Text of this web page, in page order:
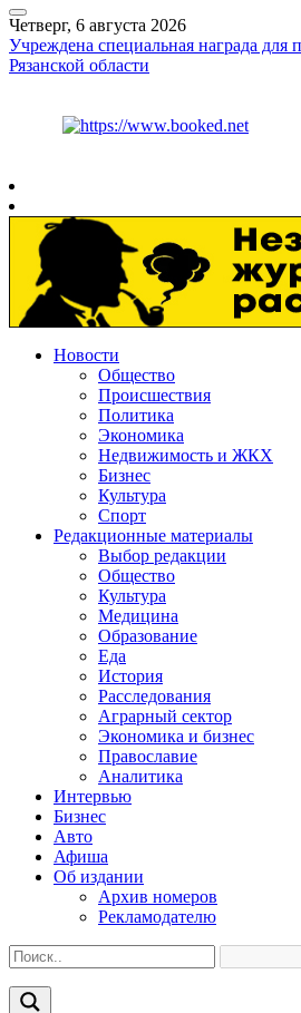
Четверг, 6 августа 2026
Учреждена специальная награда для
Рязанской области
Новости
Общество
Происшествия
Политика
Экономика
Недвижимость и ЖКХ
Бизнес
Культура
Спорт
Редакционные материалы
Выбор редакции
Общество
Культура
Медицина
Образование
Еда
История
Расследования
Аграрный сектор
Экономика и бизнес
Православие
Аналитика
Интервью
Бизнес
Авто
Афиша
Об издании
Архив номеров
Рекламодателю